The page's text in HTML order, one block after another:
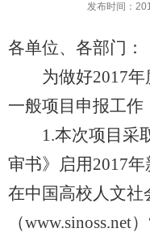
发布时间：
各单位、各部门：
为做好2017年
一般项目申报工作
1.本次项目采取
审书》启用2017
在中国高校人文社
（www.sinoss.net